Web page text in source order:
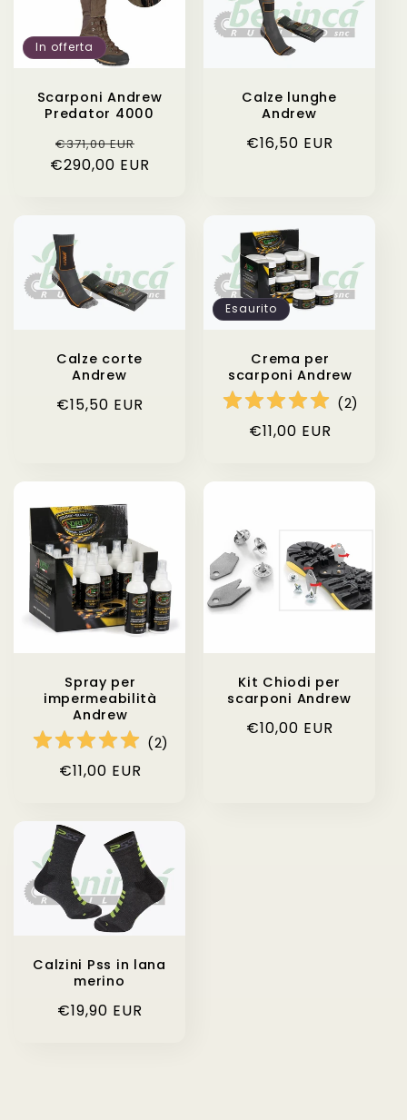
In offerta
Scarponi Andrew
Predator 4000
Prezzo
di
€371,00 EUR
scontato
€290,00 EUR
Calze lunghe
Andrew
Prezzo
€16,50 EUR
Calze corte
Andrew
Prezzo
€15,50 EUR
Esaurito
Crema per
scarponi Andrew
(2)
Prezzo
€11,00 EUR
Spray per
impermeabilità
Andrew
(2)
Prezzo
€11,00 EUR
Kit Chiodi per
scarponi Andrew
Prezzo
€10,00 EUR
Calzini Pss in lana
merino
Prezzo
€19,90 EUR